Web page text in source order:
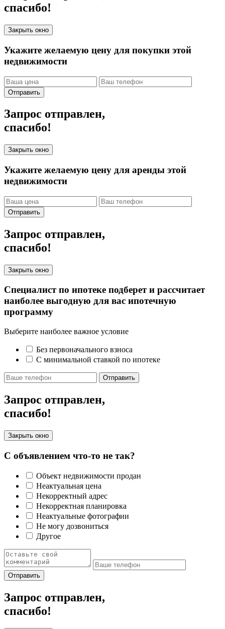
спасибо!
Закрыть окно
Укажите желаемую цену для покупки этой
недвижимости
Отправить
Запрос отправлен,
спасибо!
Закрыть окно
Укажите желаемую цену для аренды этой
недвижимости
Отправить
Запрос отправлен,
спасибо!
Закрыть окно
Специалист по ипотеке подберет и рассчитает
наиболее выгодную для вас ипотечную
программу
Выберите наиболее важное условие
Без первоначального взноса
С минимальной ставкой по ипотеке
Отправить
Запрос отправлен,
спасибо!
Закрыть окно
С объявлением что-то не так?
Объект недвижимости продан
Неактуальная цена
Некорректный адрес
Некорректная планировка
Неактуальные фотографии
Не могу дозвониться
Другое
Отправить
Запрос отправлен,
спасибо!